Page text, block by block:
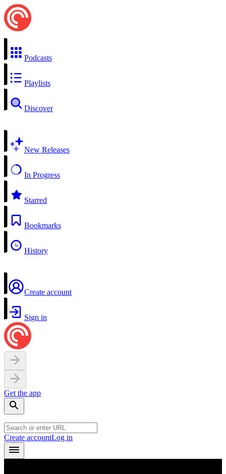
Podcasts
Playlists
Discover
New Releases
In Progress
Starred
Bookmarks
History
Create account
Sign in
Get the app
Create accountLog in